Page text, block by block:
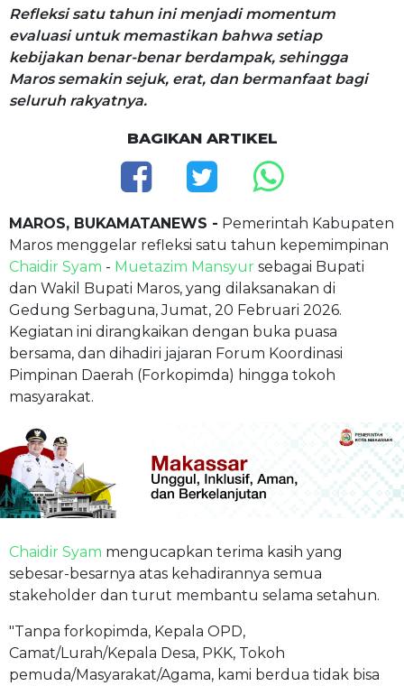
Refleksi satu tahun ini menjadi momentum
evaluasi untuk memastikan bahwa setiap
kebijakan benar-benar berdampak, sehingga
Maros semakin sejuk, erat, dan bermanfaat bagi
seluruh rakyatnya.
BAGIKAN ARTIKEL
MAROS, BUKAMATANEWS - Pemerintah Kabupaten
Maros menggelar refleksi satu tahun kepemimpinan
Chaidir Syam - Muetazim Mansyur sebagai Bupati
dan Wakil Bupati Maros, yang dilaksanakan di
Gedung Serbaguna, Jumat, 20 Februari 2026.
Kegiatan ini dirangkaikan dengan buka puasa
bersama, dan dihadiri jajaran Forum Koordinasi
Pimpinan Daerah (Forkopimda) hingga tokoh
masyarakat.
Chaidir Syam mengucapkan terima kasih yang
sebesar-besarnya atas kehadirannya semua
stakeholder dan turut membantu selama setahun.
"Tanpa forkopimda, Kepala OPD,
Camat/Lurah/Kepala Desa, PKK, Tokoh
pemuda/Masyarakat/Agama, kami berdua tidak bisa